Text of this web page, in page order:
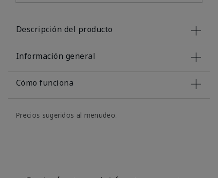
Descripción del producto
Información general
Cómo funciona
Precios sugeridos al menudeo.